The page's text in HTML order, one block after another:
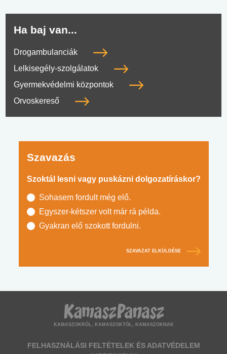
Ha baj van...
Drogambulanciák
Lelkisegély-szolgálatok
Gyermekvédelmi központok
Orvoskereső
Szavazás
Szoktál lesni vagy puskázni dolgozatíráskor?
Sohasem fordult még elő.
Egyszer-kétszer volt már rá példa.
Gyakran elő szokott fordulni.
SZAVAZAT ELKÜLDÉSE
KAMASZOKRÓL, KAMASZOKTÓL, KAMASZOKNAK
FELHASZNÁLÁSI FELTÉTELEK ÉS ADATVÉDELEM